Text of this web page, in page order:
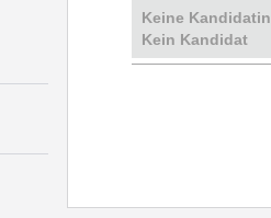
Keine Kandidatin
Kein Kandidat